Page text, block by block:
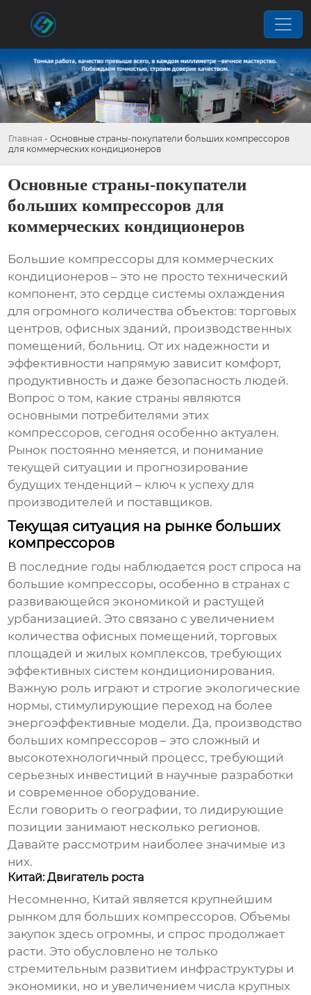
Главная - Основные страны-покупатели больших компрессоров
для коммерческих кондиционеров
Основные страны-покупатели
больших компрессоров для
коммерческих кондиционеров
Большие компрессоры для коммерческих
кондиционеров – это не просто технический
компонент, это сердце системы охлаждения
для огромного количества объектов: торговых
центров, офисных зданий, производственных
помещений, больниц. От их надежности и
эффективности напрямую зависит комфорт,
продуктивность и даже безопасность людей.
Вопрос о том, какие страны являются
основными потребителями этих
компрессоров, сегодня особенно актуален.
Рынок постоянно меняется, и понимание
текущей ситуации и прогнозирование
будущих тенденций – ключ к успеху для
производителей и поставщиков.
Текущая ситуация на рынке больших
компрессоров
В последние годы наблюдается рост спроса на
большие компрессоры, особенно в странах с
развивающейся экономикой и растущей
урбанизацией. Это связано с увеличением
количества офисных помещений, торговых
площадей и жилых комплексов, требующих
эффективных систем кондиционирования.
Важную роль играют и строгие экологические
нормы, стимулирующие переход на более
энергоэффективные модели. Да, производство
больших компрессоров – это сложный и
высокотехнологичный процесс, требующий
серьезных инвестиций в научные разработки
и современное оборудование.
Если говорить о географии, то лидирующие
позиции занимают несколько регионов.
Давайте рассмотрим наиболее значимые из
них.
Китай: Двигатель роста
Несомненно, Китай является крупнейшим
рынком для больших компрессоров. Объемы
закупок здесь огромны, и спрос продолжает
расти. Это обусловлено не только
стремительным развитием инфраструктуры и
экономики, но и увеличением числа крупных